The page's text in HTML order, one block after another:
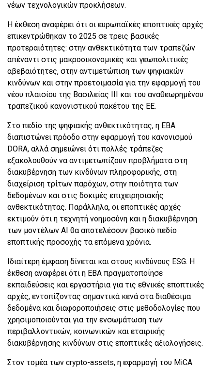
νέων τεχνολογικών προκλήσεων.
Η έκθεση αναφέρει ότι οι ευρωπαϊκές εποπτικές αρχές
επικεντρώθηκαν το 2025 σε τρεις βασικές
προτεραιότητες: στην ανθεκτικότητα των τραπεζών
απέναντι στις μακροοικονομικές και γεωπολιτικές
αβεβαιότητες, στην αντιμετώπιση των ψηφιακών
κινδύνων και στην προετοιμασία για την εφαρμογή του
νέου πλαισίου της Βασιλείας ΙΙΙ και του αναθεωρημένου
τραπεζικού κανονιστικού πακέτου της ΕΕ.
Στο πεδίο της ψηφιακής ανθεκτικότητας, η EBA
διαπιστώνει πρόοδο στην εφαρμογή του κανονισμού
DORA, αλλά σημειώνει ότι πολλές τράπεζες
εξακολουθούν να αντιμετωπίζουν προβλήματα στη
διακυβέρνηση των κινδύνων πληροφορικής, στη
διαχείριση τρίτων παρόχων, στην ποιότητα των
δεδομένων και στις δοκιμές επιχειρησιακής
ανθεκτικότητας. Παράλληλα, οι εποπτικές αρχές
εκτιμούν ότι η τεχνητή νοημοσύνη και η διακυβέρνηση
των μοντέλων AI θα αποτελέσουν βασικό πεδίο
εποπτικής προσοχής τα επόμενα χρόνια.
Ιδιαίτερη έμφαση δίνεται και στους κινδύνους ESG. Η
έκθεση αναφέρει ότι η EBA πραγματοποίησε
εκπαιδεύσεις και εργαστήρια για τις εθνικές εποπτικές
αρχές, εντοπίζοντας σημαντικά κενά στα διαθέσιμα
δεδομένα και διαφοροποιήσεις στις μεθοδολογίες που
χρησιμοποιούνται για την ενσωμάτωση των
περιβαλλοντικών, κοινωνικών και εταιρικής
διακυβέρνησης κινδύνων στις εποπτικές αξιολογήσεις.
Στον τομέα των crypto-assets, η εφαρμογή του MiCA